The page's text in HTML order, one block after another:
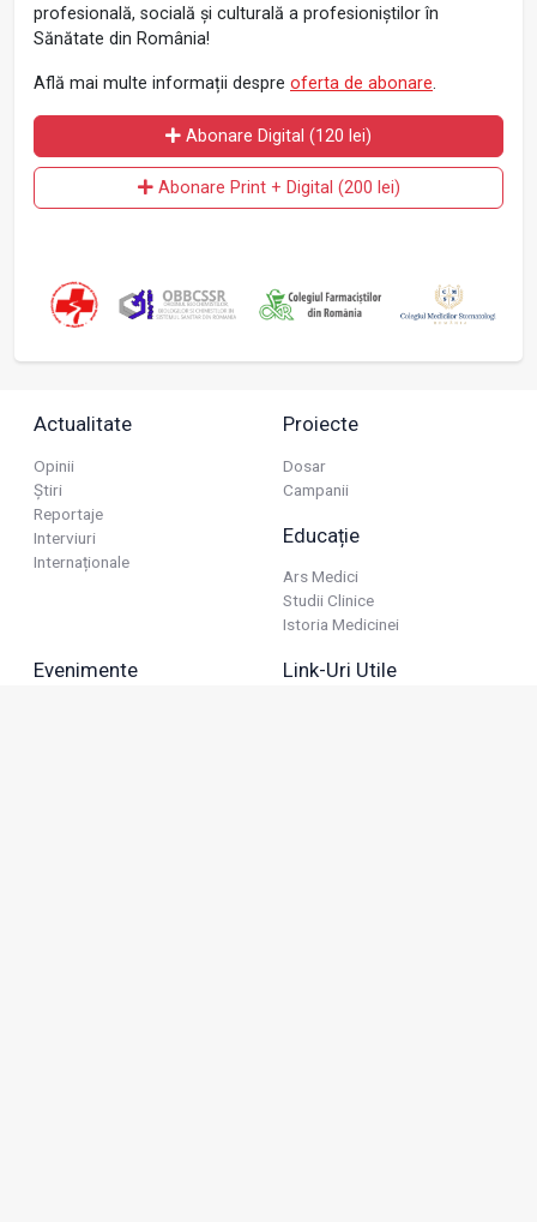
profesională, socială și culturală a profesioniștilor în
Sănătate din România!
Află mai multe informații despre oferta de abonare.
Abonare Digital (120 lei)
Abonare Print + Digital (200 lei)
Actualitate
Opinii
Știri
Reportaje
Interviuri
Internaționale
Proiecte
Dosar
Campanii
Educație
Ars Medici
Studii Clinice
Istoria Medicinei
Evenimente Link-Uri Utile